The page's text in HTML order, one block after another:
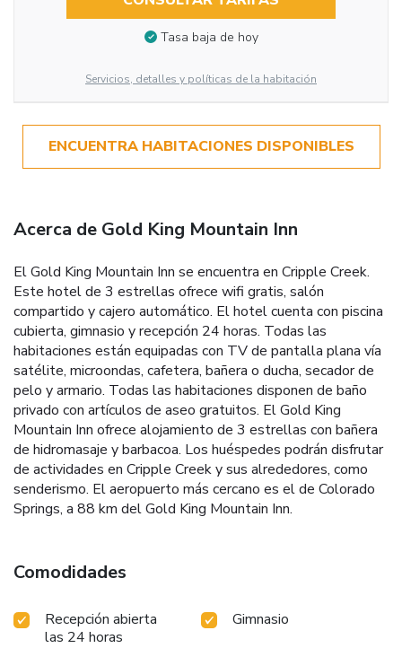
Tasa baja de hoy
Servicios, detalles y políticas de la habitación
ENCUENTRA HABITACIONES DISPONIBLES
Acerca de Gold King Mountain Inn
El Gold King Mountain Inn se encuentra en Cripple Creek.
Este hotel de 3 estrellas ofrece wifi gratis, salón
compartido y cajero automático. El hotel cuenta con piscina
cubierta, gimnasio y recepción 24 horas. Todas las
habitaciones están equipadas con TV de pantalla plana vía
satélite, microondas, cafetera, bañera o ducha, secador de
pelo y armario. Todas las habitaciones disponen de baño
privado con artículos de aseo gratuitos. El Gold King
Mountain Inn ofrece alojamiento de 3 estrellas con bañera
de hidromasaje y barbacoa. Los huéspedes podrán disfrutar
de actividades en Cripple Creek y sus alrededores, como
senderismo. El aeropuerto más cercano es el de Colorado
Springs, a 88 km del Gold King Mountain Inn.
Comodidades
Recepción abierta
las 24 horas
Gimnasio